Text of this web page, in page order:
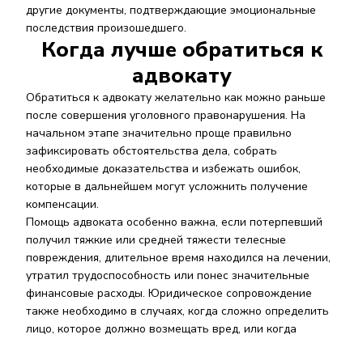
другие документы, подтверждающие эмоциональные
последствия произошедшего.
Когда лучше обратиться к
адвокату
Обратиться к адвокату желательно как можно раньше
после совершения уголовного правонарушения. На
начальном этапе значительно проще правильно
зафиксировать обстоятельства дела, собрать
необходимые доказательства и избежать ошибок,
которые в дальнейшем могут усложнить получение
компенсации.
Помощь адвоката особенно важна, если потерпевший
получил тяжкие или средней тяжести телесные
повреждения, длительное время находился на лечении,
утратил трудоспособность или понес значительные
финансовые расходы. Юридическое сопровождение
также необходимо в случаях, когда сложно определить
лицо, которое должно возмещать вред, или когда